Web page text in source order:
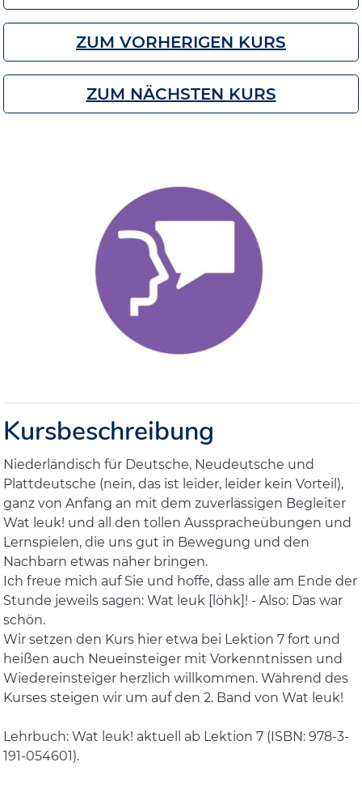
ZUM VORHERIGEN KURS
ZUM NÄCHSTEN KURS
Kursbeschreibung
Niederländisch für Deutsche, Neudeutsche und
Plattdeutsche (nein, das ist leider, leider kein Vorteil),
ganz von Anfang an mit dem zuverlässigen Begleiter
Wat leuk! und all den tollen Ausspracheübungen und
Lernspielen, die uns gut in Bewegung und den
Nachbarn etwas näher bringen.
Ich freue mich auf Sie und hoffe, dass alle am Ende der
Stunde jeweils sagen: Wat leuk [löhk]! - Also: Das war
schön.
Wir setzen den Kurs hier etwa bei Lektion 7 fort und
heißen auch Neueinsteiger mit Vorkenntnissen und
Wiedereinsteiger herzlich willkommen. Während des
Kurses steigen wir um auf den 2. Band von Wat leuk!
Lehrbuch: Wat leuk! aktuell ab Lektion 7 (ISBN: 978-3-
191-054601).